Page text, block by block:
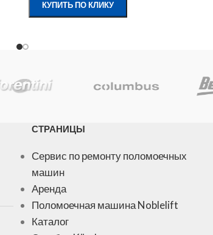
КУПИТЬ ПО КЛИКУ
СТРАНИЦЫ
Сервис по ремонту поломоечных
машин
Аренда
Поломоечная машина Noblelift
Каталог